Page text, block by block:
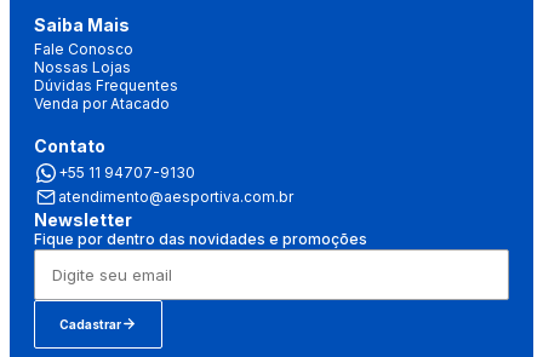
Saiba Mais
Fale Conosco
Nossas Lojas
Dúvidas Frequentes
Venda por Atacado
Contato
+55 11 94707-9130
atendimento@aesportiva.com.br
Newsletter
Fique por dentro das novidades e promoções
Cadastrar